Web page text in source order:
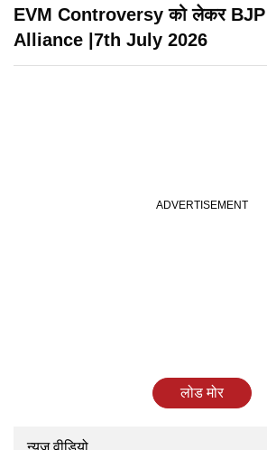
EVM Controversy को लेकर
Alliance |7th July 2026
लोड मोर
न्यूज़ वीडियो